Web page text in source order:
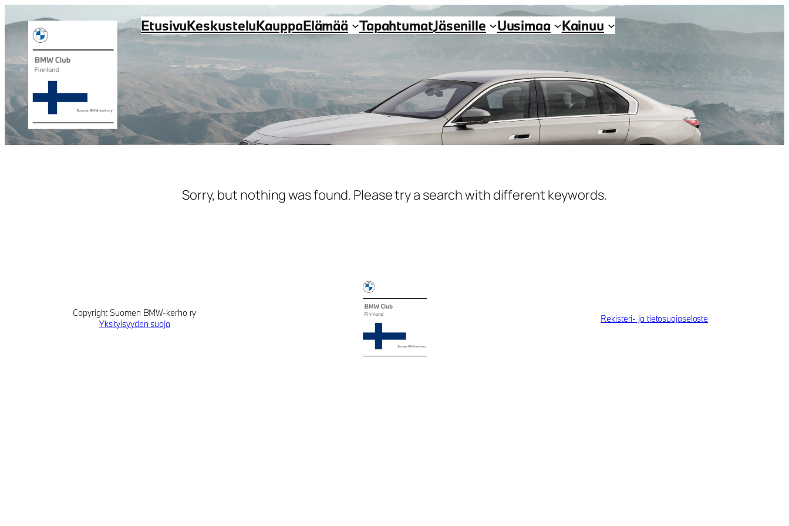
sisältöön
EtusivuKeskusteluKauppaElämää TapahtumatJäsenille Uusimaa Kainuu
Sorry, but nothing was found. Please try a search with different keywords.
Copyright Suomen BMW-kerho ry
Yksityisyyden suoja
Rekisteri- ja tietosuojaseloste